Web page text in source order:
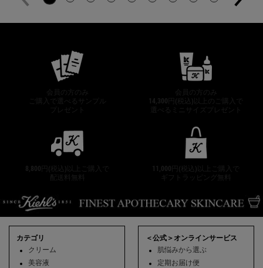
会員の方のみ
ご購入で選べるサンプル
会員の方のみ
14,300円(税込)以上のご購入で
選べるミニサイズプレゼント
8,800円(税込)以上ご購入で
11,000円(税込)以上ご購入で
カテゴリ
クリーム
美容液
＜公式＞オンラインサービス
肌悩みから選ぶ
定期お届け便